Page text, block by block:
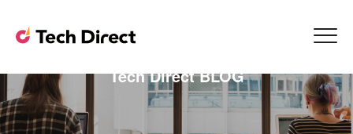
Tech Direct BLOG